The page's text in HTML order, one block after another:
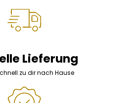
Lieferung
zu dir nach Hause